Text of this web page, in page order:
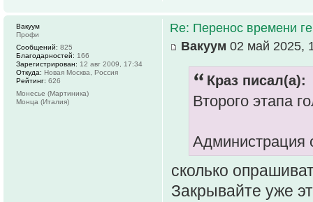
Re: Перенос времени
Вакуум 02 май 2025,
Краз писал(а):
Второго этапа
Администрация
сколько
Закрывайте уже
Вакуум
Профи
Сообщений: 825
Благодарностей: 166
Зарегистрирован: 12 авг 2009, 17:34
Откуда: Новая Москва, Россия
Рейтинг: 626
Монесье (Мартиника)
Монца (Италия)